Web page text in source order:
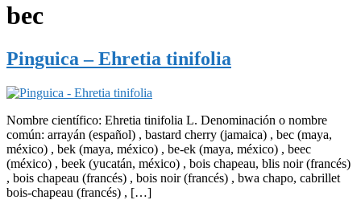
bec
Pinguica – Ehretia tinifolia
Nombre científico: Ehretia tinifolia L. Denominación o nombre
común: arrayán (español) , bastard cherry (jamaica) , bec (maya,
méxico) , bek (maya, méxico) , be-ek (maya, méxico) , beec
(méxico) , beek (yucatán, méxico) , bois chapeau, blis noir (francés)
, bois chapeau (francés) , bois noir (francés) , bwa chapo, cabrillet
bois-chapeau (francés) , […]